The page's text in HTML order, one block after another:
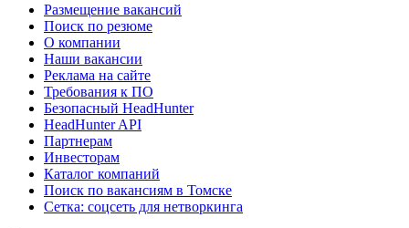
Размещение вакансий
Поиск по резюме
О компании
Наши вакансии
Реклама на сайте
Требования к ПО
Безопасный HeadHunter
HeadHunter API
Партнерам
Инвесторам
Каталог компаний
Поиск по вакансиям в Томске
Сетка: соцсеть для нетворкинга